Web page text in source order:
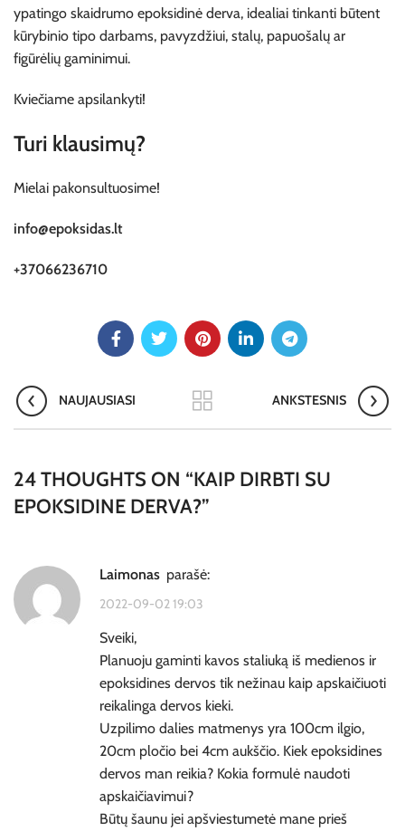
ypatingo skaidrumo epoksidinė derva, idealiai tinkanti būtent
kūrybinio tipo darbams, pavyzdžiui, stalų, papuošalų ar
figūrėlių gaminimui.
Kviečiame apsilankyti!
Turi klausimų?
Mielai pakonsultuosime!
info@epoksidas.lt
+37066236710
NAUJAUSIASI ANKSTESNIS
24 THOUGHTS ON “KAIP DIRBTI SU
EPOKSIDINE DERVA?”
Laimonas parašė:
2022-09-02 19:03
Sveiki,
Planuoju gaminti kavos staliuką iš medienos ir
epoksidines dervos tik nežinau kaip apskaičiuoti
reikalinga dervos kieki.
Uzpilimo dalies matmenys yra 100cm ilgio,
20cm pločio bei 4cm aukščio. Kiek epoksidines
dervos man reikia? Kokia formulė naudoti
apskaičiavimui?
Būtų šaunu jei apšviestumetė mane prieš